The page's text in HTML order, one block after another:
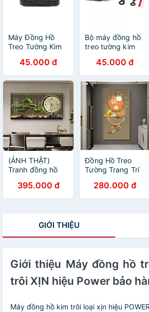
Máy Đồng Hồ
Treo Tường Kim
45.000 đ
Bộ máy đồng hồ
treo tường kim
kèm theo ốc vít
45.000 đ
(ẢNH THẬT)
Tranh đồng hồ
tùng tranh phòng
khách quà tặng
395.000 đ
Đồng Hồ Treo
Tường Trang Trí
Nghệ Thuật Đẹp
- Tranh Tráng
280.000 đ
GIỚI THIỆU
Giới thiệu Máy đồng hồ
trôi XỊN hiệu Power bảo
Máy đồng hồ kim trôi loại xịn hiệu